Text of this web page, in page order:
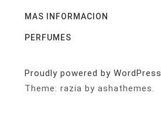
MAS INFORMACION
PERFUMES
Proudly powered by WordPress
Theme: razia by ashathemes.